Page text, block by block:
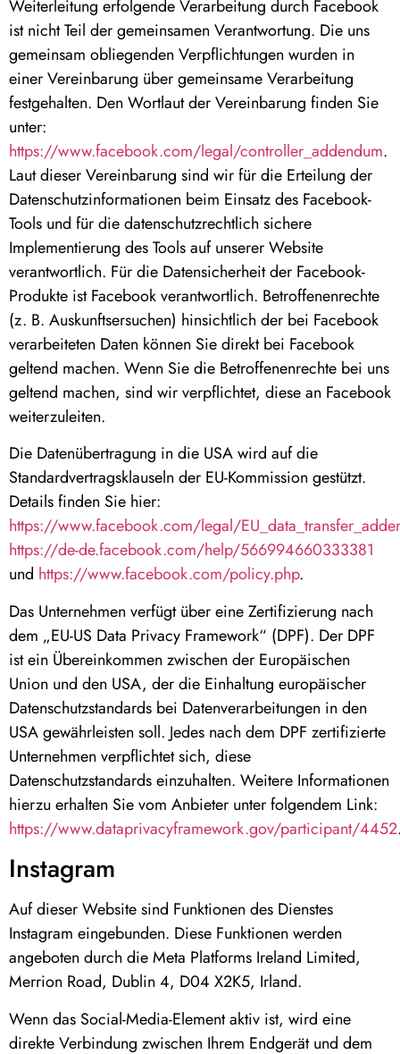
Weiterleitung erfolgende Verarbeitung durch Facebook
ist nicht Teil der gemeinsamen Verantwortung. Die uns
gemeinsam obliegenden Verpflichtungen wurden in
einer Vereinbarung über gemeinsame Verarbeitung
festgehalten. Den Wortlaut der Vereinbarung finden Sie
unter:
https://www.facebook.com/legal/controller_addendum.
Laut dieser Vereinbarung sind wir für die Erteilung der
Datenschutzinformationen beim Einsatz des Facebook-
Tools und für die datenschutzrechtlich sichere
Implementierung des Tools auf unserer Website
verantwortlich. Für die Datensicherheit der Facebook-
Produkte ist Facebook verantwortlich. Betroffenenrechte
(z. B. Auskunftsersuchen) hinsichtlich der bei Facebook
verarbeiteten Daten können Sie direkt bei Facebook
geltend machen. Wenn Sie die Betroffenenrechte bei uns
geltend machen, sind wir verpflichtet, diese an Facebook
weiterzuleiten.
Die Datenübertragung in die USA wird auf die
Standardvertragsklauseln der EU-Kommission gestützt.
Details finden Sie hier:
https://www.facebook.com/legal/
https://de-de.facebook.com/help/566994660333381
und https://www.facebook.com/policy.php.
Das Unternehmen verfügt über eine Zertifizierung nach
dem „EU-US Data Privacy Framework“ (DPF). Der DPF
ist ein Übereinkommen zwischen der Europäischen
Union und den USA, der die Einhaltung europäischer
Datenschutzstandards bei Datenverarbeitungen in den
USA gewährleisten soll. Jedes nach dem DPF zertifizierte
Unternehmen verpflichtet sich, diese
Datenschutzstandards einzuhalten. Weitere Informationen
hierzu erhalten Sie vom Anbieter unter folgendem Link:
https://www.dataprivacyframework.gov/participant/4452
Instagram
Auf dieser Website sind Funktionen des Dienstes
Instagram eingebunden. Diese Funktionen werden
angeboten durch die Meta Platforms Ireland Limited,
Merrion Road, Dublin 4, D04 X2K5, Irland.
Wenn das Social-Media-Element aktiv ist, wird eine
direkte Verbindung zwischen Ihrem Endgerät und dem